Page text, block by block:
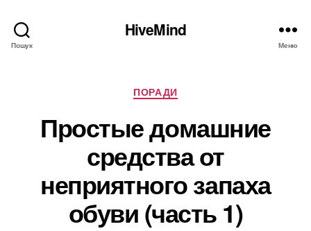
Пошук
HiveMind
Меню
Категорії
ПОРАДИ
Простые домашние
средства от
неприятного запаха
обуви (часть 1)